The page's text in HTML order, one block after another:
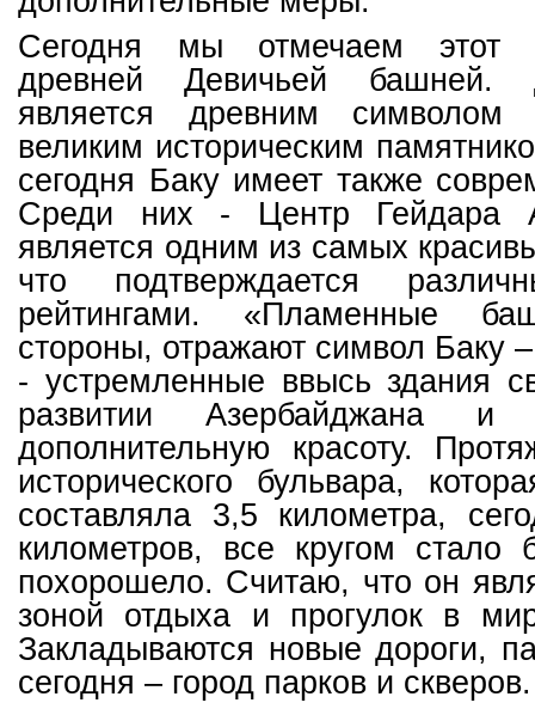
Сегодня мы отмечаем этот
древней Девичьей башней.
является древним
великим историческим
сегодня Баку имеет также
Среди них - Центр Гейдара
является одним из самых
что подтверждается
рейтингами. «Пламенные
стороны, отражают символ Баку
- устремленные ввысь здания
развитии Азербайджана и
дополнительную красоту.
исторического бульвара,
составляла 3,5 километра,
километров, все кругом стало
похорошело. Считаю, что он
зоной отдыха и прогулок в
Закладываются новые дороги,
сегодня – город парков и скверов.